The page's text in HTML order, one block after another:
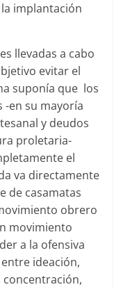
implantación
llevadas a cabo
evitar el
suponía que los
en su mayoría
y deudos
proletaria-
el
va directamente
de casamatas
obrero
movimiento
a la ofensiva
ideación,